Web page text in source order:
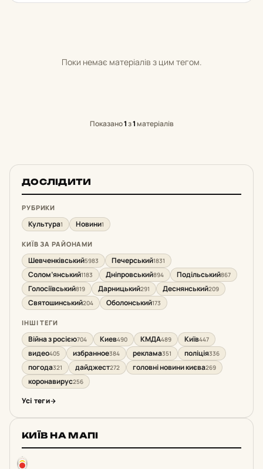
Поки немає матеріалів з цим тегом.
Показано1з1матеріалів
ДОСЛІДИТИ
РУБРИКИ
Культура1 Новини1
КИЇВ ЗА РАЙОНАМИ
Шевченківський5983 Печерський1831
Солом’янський1183 Дніпровський894 Подільський867
Голосіївський819 Дарницький291 Деснянський209
Святошинський204 Оболонський173
ІНШІ ТЕГИ
Війна з росією704 Киев490 КМДА489 Київ447
видео405 избранное384 реклама351 поліція336
погода321 дайджест272 головні новини києва269
коронавирус256
Усі теги
КИЇВ НА МАПІ